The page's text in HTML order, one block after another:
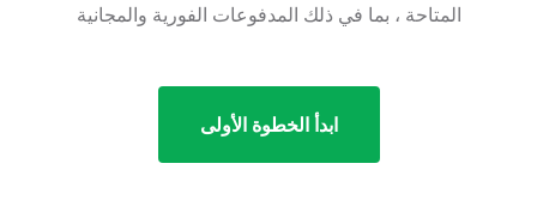
المتاحة ، بما في ذلك المدفوعات الفورية والمجانية
ابدأ الخطوة الأولى